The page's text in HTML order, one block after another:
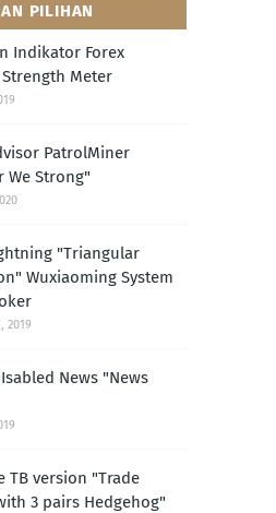
PILIHAN
Indikator Forex
Meter
PatrolMiner
We Strong"
"Triangular
Wuxiaoming System
2019
News "News
TB version "Trade
3 pairs Hedgehog"